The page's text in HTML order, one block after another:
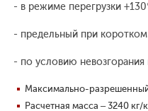
- в режиме перегрузки
- предельный при
- по условию
Максимально-
Расчетная масса – 3240 кг/